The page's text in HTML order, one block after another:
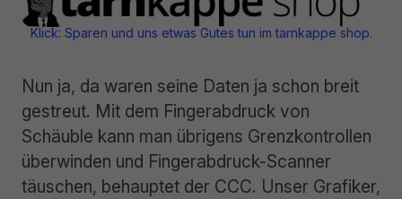
Klick: Sparen und uns etwas Gutes tun im tarnkappe shop.
Nun ja, da waren seine Daten ja schon breit
gestreut. Mit dem Fingerabdruck von
Schäuble kann man übrigens Grenzkontrollen
überwinden und Fingerabdruck-Scanner
täuschen, behauptet der CCC. Unser Grafiker,